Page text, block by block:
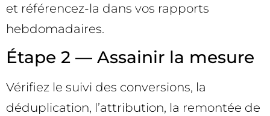
et référencez-la dans vos rapports
hebdomadaires.
Étape 2 — Assainir la mesure
Vérifiez le suivi des conversions, la
déduplication, l’attribution, la remontée de